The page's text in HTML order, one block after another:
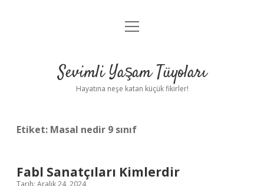
Anasayfa
Yasal Uyarı
menüyü
Sevimli Yaşam Tüyoları
Hayatına neşe katan küçük fikirler!
Etiket: Masal nedir 9 sınıf
Fabl Sanatçıları Kimlerdir
Tarih: Aralık 24, 2024